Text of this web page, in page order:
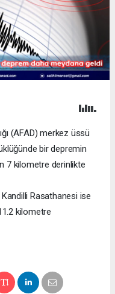
(AFAD) merkez üssü
bir depremin
7 kilometre derinlikte
Rasathanesi ise
kilometre